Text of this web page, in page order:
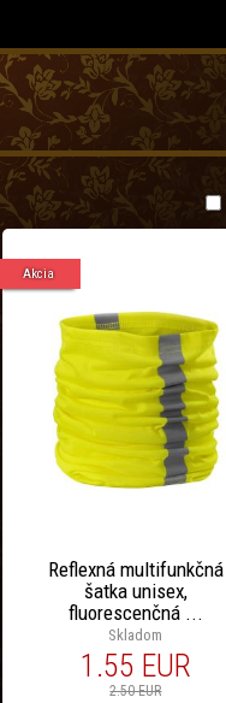
Akcia
Reflexná multifunkčná
šatka unisex,
fluorescenčná ...
Skladom
1.55 EUR
2.50 EUR